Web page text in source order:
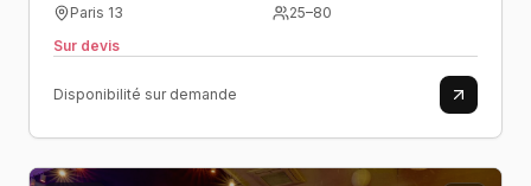
Paris 13 25–80
Sur devis
Disponibilité sur demande